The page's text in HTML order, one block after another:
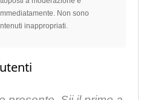
Non sono
inappropriati.